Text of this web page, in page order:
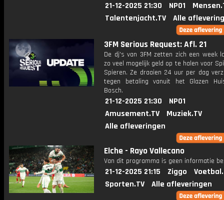
21-12-2025 21:30 NPO1
Talentenjacht.TV
Alle
3FM Serious Request: Afl. 21
De dj's van 3FM zetten zich een week
zo veel mogelijk geld op te halen voor
Spieren. Ze draaien 24 uur per dag
tegen betaling vanuit het Glazen
Bosch.
21-12-2025 21:30
NPO1
Amusement.TV
Muziek.TV
Alle afleveringen
Elche - Rayo Vallecano
Van dit programma is geen informatie
21-12-2025 21:15 Ziggo
Sporten.TV
Alle afleveringen